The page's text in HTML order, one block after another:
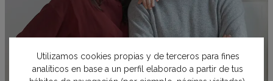
Utilizamos cookies propias y de terceros para fines
analíticos en base a un perfil elaborado a partir de tus